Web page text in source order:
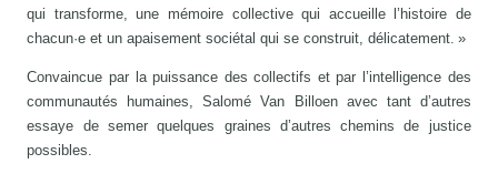
qui transforme, une mémoire collective qui accueille l’histoire de
chacun·e et un apaisement sociétal qui se construit, délicatement. »
Convaincue par la puissance des collectifs et par l’intelligence des
communautés humaines, Salomé Van Billoen avec tant d’autres
essaye de semer quelques graines d’autres chemins de justice
possibles.